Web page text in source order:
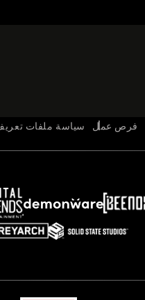
فرص عمل سياسة ملفات تعريف